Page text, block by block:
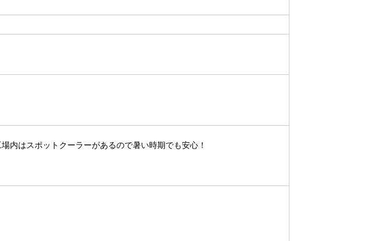
内はスポットクーラーがあるので暑い時期でも安心！